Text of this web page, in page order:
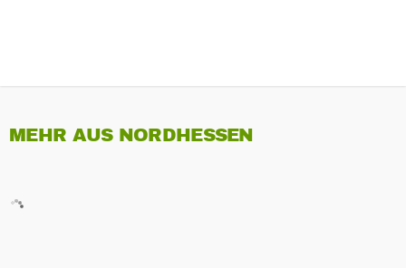
MEHR AUS NORDHESSEN